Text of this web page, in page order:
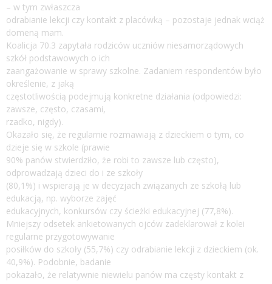
– w tym zwłaszcza
odrabianie lekcji czy kontakt z placówką – pozostaje jednak wciąż
domeną mam.
Koalicja 70.3 zapytała rodziców uczniów niesamorządowych
szkół podstawowych o ich
zaangażowanie w sprawy szkolne. Zadaniem respondentów było
określenie, z jaką
częstotliwością podejmują konkretne działania (odpowiedzi:
zawsze, często, czasami,
rzadko, nigdy).
Okazało się, że regularnie rozmawiają z dzieckiem o tym, co
dzieje się w szkole (prawie
90% panów stwierdziło, że robi to zawsze lub często),
odprowadzają dzieci do i ze szkoły
(80,1%) i wspierają je w decyzjach związanych ze szkołą lub
edukacją, np. wyborze zajęć
edukacyjnych, konkursów czy ścieżki edukacyjnej (77,8%).
Mniejszy odsetek ankietowanych ojców zadeklarował z kolei
regularne przygotowywanie
posiłków do szkoły (55,7%) czy odrabianie lekcji z dzieckiem (ok.
40,9%). Podobnie, badanie
pokazało, że relatywnie niewielu panów ma częsty kontakt z